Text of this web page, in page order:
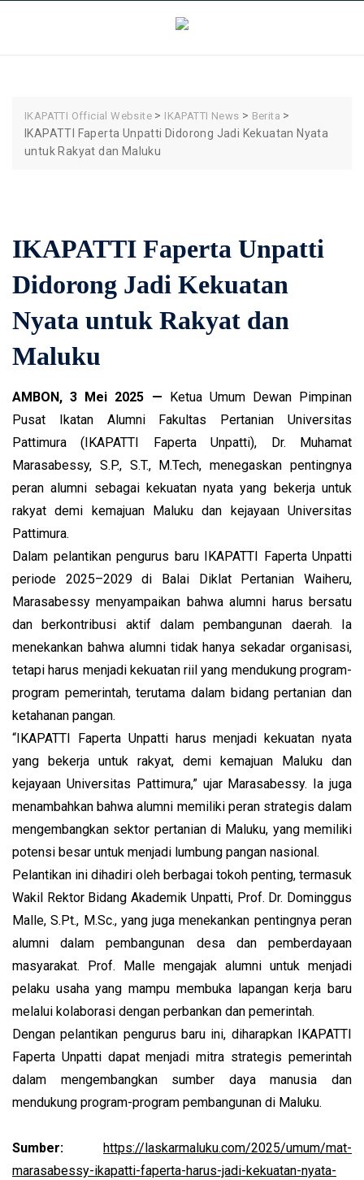
IKAPATTI Official Website > IKAPATTI News > Berita >
IKAPATTI Faperta Unpatti Didorong Jadi Kekuatan Nyata
untuk Rakyat dan Maluku
IKAPATTI Faperta Unpatti
Didorong Jadi Kekuatan
Nyata untuk Rakyat dan
Maluku
AMBON, 3 Mei 2025 — Ketua Umum Dewan Pimpinan
Pusat Ikatan Alumni Fakultas Pertanian Universitas
Pattimura (IKAPATTI Faperta Unpatti), Dr. Muhamat
Marasabessy, S.P., S.T., M.Tech, menegaskan pentingnya
peran alumni sebagai kekuatan nyata yang bekerja untuk
rakyat demi kemajuan Maluku dan kejayaan Universitas
Pattimura.
Dalam pelantikan pengurus baru IKAPATTI Faperta Unpatti
periode 2025–2029 di Balai Diklat Pertanian Waiheru,
Marasabessy menyampaikan bahwa alumni harus bersatu
dan berkontribusi aktif dalam pembangunan daerah. Ia
menekankan bahwa alumni tidak hanya sekadar organisasi,
tetapi harus menjadi kekuatan riil yang mendukung program-
program pemerintah, terutama dalam bidang pertanian dan
ketahanan pangan.
“IKAPATTI Faperta Unpatti harus menjadi kekuatan nyata
yang bekerja untuk rakyat, demi kemajuan Maluku dan
kejayaan Universitas Pattimura,” ujar Marasabessy. Ia juga
menambahkan bahwa alumni memiliki peran strategis dalam
mengembangkan sektor pertanian di Maluku, yang memiliki
potensi besar untuk menjadi lumbung pangan nasional.
Pelantikan ini dihadiri oleh berbagai tokoh penting, termasuk
Wakil Rektor Bidang Akademik Unpatti, Prof. Dr. Dominggus
Malle, S.Pt., M.Sc., yang juga menekankan pentingnya peran
alumni dalam pembangunan desa dan pemberdayaan
masyarakat. Prof. Malle mengajak alumni untuk menjadi
pelaku usaha yang mampu membuka lapangan kerja baru
melalui kolaborasi dengan perbankan dan pemerintah.
Dengan pelantikan pengurus baru ini, diharapkan IKAPATTI
Faperta Unpatti dapat menjadi mitra strategis pemerintah
dalam mengembangkan sumber daya manusia dan
mendukung program-program pembangunan di Maluku.
Sumber:
https://laskarmaluku.com/2025/umum/mat-
marasabessy-ikapatti-faperta-harus-jadi-kekuatan-nyata-